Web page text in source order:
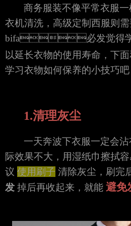
商务服装不像平常衣服
衣机清洗，高级定制西服则需
bifa必发觉得学
以延长衣物的使用寿命，下面
学习衣物如何保养的小技巧吧
1.清理灰尘
一天奔波下衣服一定会
际效果不大，用湿纸巾擦拭
议 使用刷子 清除灰尘，刷完
发 掉后再收起来，就能 避免